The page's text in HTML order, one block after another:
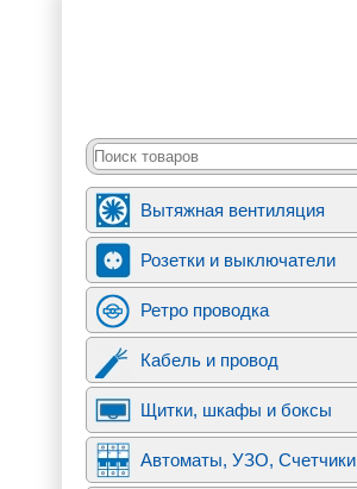
Вытяжная вентиляция
Розетки и выключатели
Ретро проводка
Кабель и провод
Щитки, шкафы и боксы
Автоматы, УЗО, Счетчики